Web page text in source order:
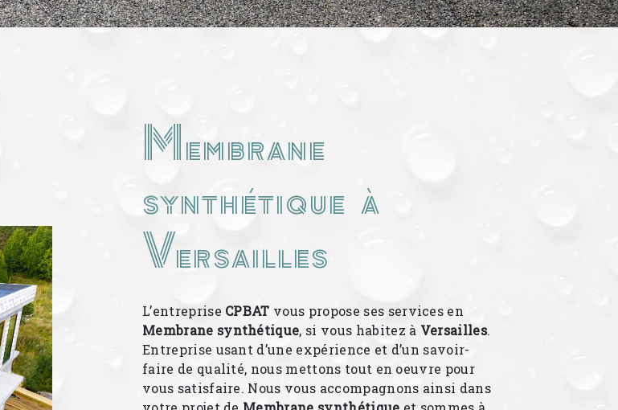
Membrane
synthétique à
Versailles
L’entreprise CPBAT vous propose ses services en
Membrane synthétique, si vous habitez à Versailles.
Entreprise usant d’une expérience et d’un savoir-
faire de qualité, nous mettons tout en oeuvre pour
vous satisfaire. Nous vous accompagnons ainsi dans